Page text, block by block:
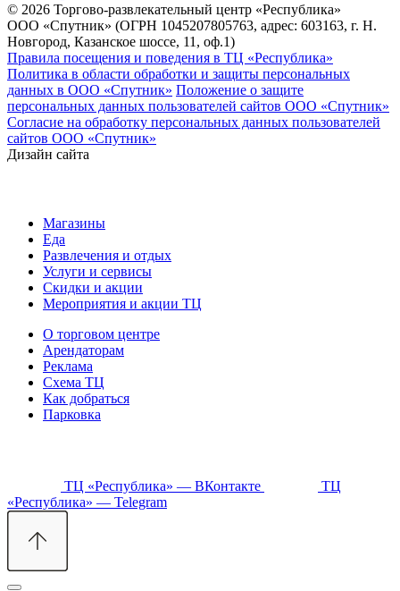
© 2026 Торгово-развлекательный центр «Республика»
ООО «Спутник» (ОГРН 1045207805763, адрес: 603163, г. Н.
Новгород, Казанское шоссе, 11, оф.1)
Правила посещения и поведения в ТЦ «Республика»
Политика в области обработки и защиты персональных
данных в ООО «Спутник» Положение о защите
персональных данных пользователей сайтов ООО «Спутник»
Согласие на обработку персональных данных пользователей
сайтов ООО «Спутник»
Дизайн сайта
Магазины
Еда
Развлечения и отдых
Услуги и сервисы
Скидки и акции
Мероприятия и акции ТЦ
О торговом центре
Арендаторам
Реклама
Схема ТЦ
Как добраться
Парковка
ТЦ «Республика» — ВКонтакте
ТЦ
«Республика» — Telegram